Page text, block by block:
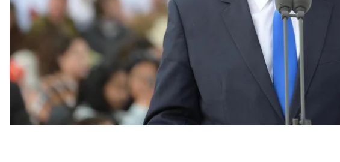
войны, рассказывало издание Washington Post. Все стороны
расширении конфликта, но возможность эскалации остается